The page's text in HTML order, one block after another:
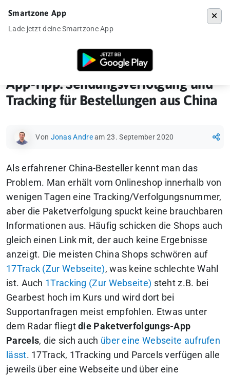
App-Tipp: Sendungsverfolgung und Tracking für
App-Tipp: Sendungsverfolgung und
Tracking für Bestellungen aus China
Von Jonas Andream 23. September 2020
Als erfahrener China-Besteller kennt man das
Problem. Man erhält vom Onlineshop innerhalb von
wenigen Tagen eine Tracking/Verfolgungsnummer,
aber die Paketverfolgung spuckt keine brauchbaren
Informationen aus. Häufig schicken die Shops auch
gleich einen Link mit, der auch keine Ergebnisse
anzeigt. Die meisten China Shops schwören auf
17Track (Zur Webseite), was keine schlechte Wahl
ist. Auch 1Tracking (Zur Webseite) steht z.B. bei
Gearbest hoch im Kurs und wird dort bei
Supportanfragen meist empfohlen. Etwas unter
dem Radar fliegtdie Paketverfolgungs-App
Parcels, die sich auch über eine Webseite aufrufen
lässt. 17Track, 1Tracking und Parcels verfügen alle
jeweils über eine Webseite und über eine
Smartzone App
Lade jetzt deine Smartzone App